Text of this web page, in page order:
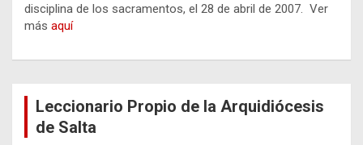
disciplina de los sacramentos, el 28 de abril de 2007. Ver
más aquí
Leccionario Propio de la Arquidiócesis
de Salta